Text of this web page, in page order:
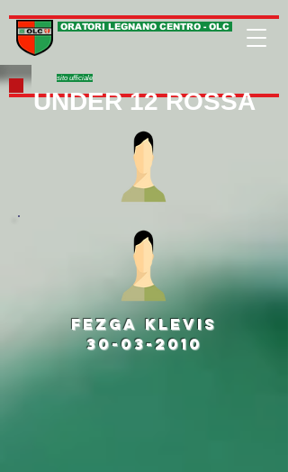
ORATORI LEGNANO CENTRO - OLC
sito ufficiale
UNDER 12 ROSSA
fezga klevis
30-03-2010